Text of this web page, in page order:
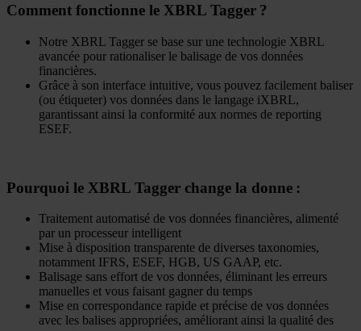
Comment fonctionne le XBRL Tagger ?
Notre XBRL Tagger se base sur une technologie XBRL
avancée pour rationaliser le balisage de vos données
financières.
Grâce à son interface intuitive, vous pouvez facilement baliser
(ou étiqueter) vos données dans le langage iXBRL,
garantissant ainsi la conformité aux normes de reporting
ESEF.
Pourquoi le XBRL Tagger change la donne :
Traitement automatisé de vos données financières, alimenté
par un processeur intelligent
Mise à disposition transparente de diverses taxonomies,
notamment IFRS, ESEF, HGB, US GAAP, etc.
Balisage sans effort de vos données, éliminant les erreurs
manuelles et vous faisant gagner du temps
Mise en correspondance rapide et précise de vos données
avec les balises appropriées, améliorant ainsi la qualité des